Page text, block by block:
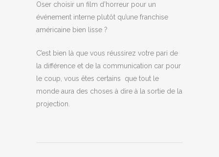
Oser choisir un film d’horreur pour un
événement interne plutôt qu’une franchise
américaine bien lisse ?
C’est bien là que vous réussirez votre pari de
la différence et de la communication car pour
le coup, vous êtes certains que tout le
monde aura des choses à dire à la sortie de la
projection.